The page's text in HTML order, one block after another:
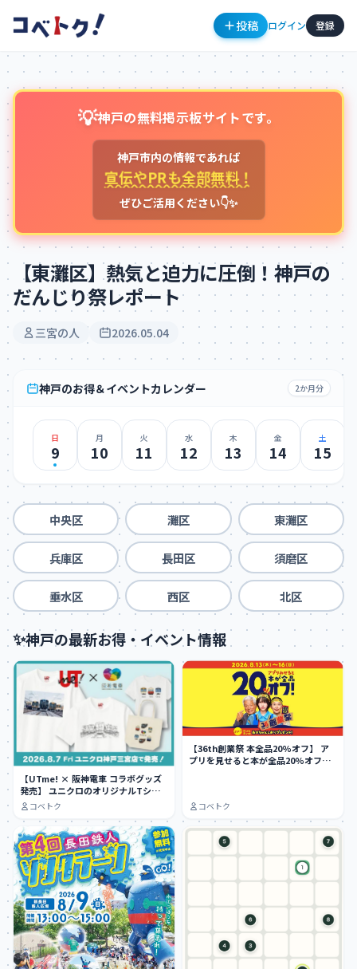
投稿 ログイン 登録
💡神戸の無料掲示板サイトです。
神戸市内の情報であれば
宣伝やPRも全部無料！
ぜひご活用ください👇✨
【東灘区】熱気と迫力に圧倒！神戸の
だんじり祭レポート
三宮の人 2026.05.04
神戸のお得＆イベントカレンダー 2か月分
日
9
月
10
火
11
水
12
木
13
金
14
土
15
中央区 灘区 東灘区
兵庫区 長田区 須磨区
垂水区 西区 北区
✨神戸の最新お得・イベント情報
【UTme! × 阪神電車 コラボグッズ
発売】 ユニクロのオリジナルTシャ
ツ作…
コベトク
【36th創業祭 本全品20%オフ】 ア
プリを見せると本が全品20%オフ
コベトク
コメントを投稿するにはログインが必要です
ログイン
新規登録